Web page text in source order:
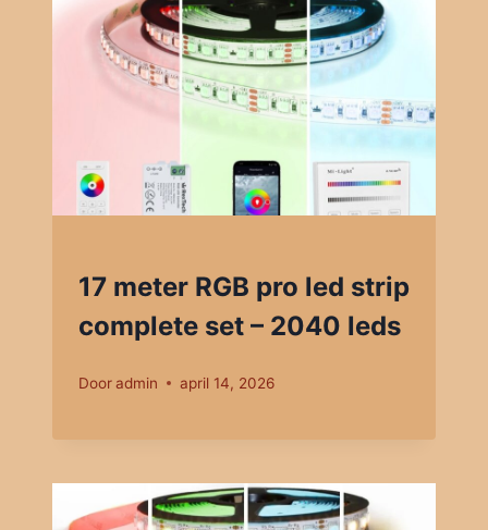
17 meter RGB pro led strip
complete set – 2040 leds
Dooradmin april 14, 2026